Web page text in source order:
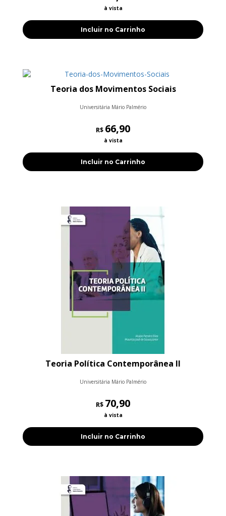
à vista
Incluir no Carrinho
Teoria dos Movimentos Sociais
Universitária Mário Palmério
R$ 66,90
à vista
Incluir no Carrinho
Teoria Política Contemporânea II
Universitária Mário Palmério
R$ 70,90
à vista
Incluir no Carrinho